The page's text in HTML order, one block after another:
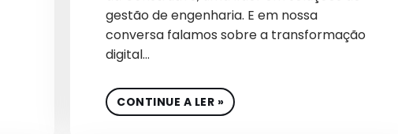
GROWTH
gestão de engenharia. E em nossa
conversa falamos sobre a transformação
digital…
CONTINUE A LER »